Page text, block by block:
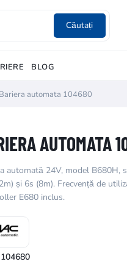
Căutați
BLOG
Bariera automata 104680
AUTOMATA
automată 24V, model B680H,
și 6s (8m). Frecvență de
E680 inclus.
104680